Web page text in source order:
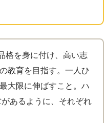
格を身に付け、高い志
教育を目指す。一人ひ
大限に伸ばすこと。ハ
あるように、それぞれ